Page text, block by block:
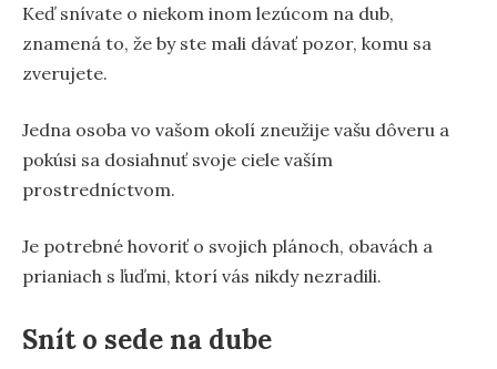
Keď snívate o niekom inom lezúcom na dub,
znamená to, že by ste mali dávať pozor, komu sa
zverujete.
Jedna osoba vo vašom okolí zneužije vašu dôveru a
pokúsi sa dosiahnuť svoje ciele vaším
prostredníctvom.
Je potrebné hovoriť o svojich plánoch, obavách a
prianiach s ľuďmi, ktorí vás nikdy nezradili.
Snít o sede na dube